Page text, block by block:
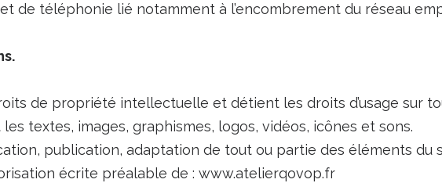
de téléphonie lié notamment à l’encombrement du réseau
de propriété intellectuelle et détient les droits d’usage sur
textes, images, graphismes, logos, vidéos, icônes et sons.
publication, adaptation de tout ou partie des éléments du
écrite préalable de : www.atelierqovop.fr